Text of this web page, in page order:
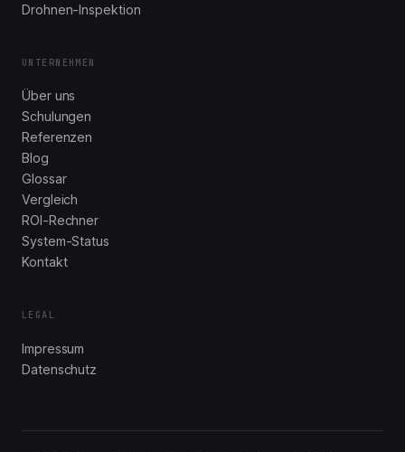
Drohnen-Inspektion
UNTERNEHMEN
Über uns
Schulungen
Referenzen
Blog
Glossar
Vergleich
ROI-Rechner
System-Status
Kontakt
LEGAL
Impressum
Datenschutz